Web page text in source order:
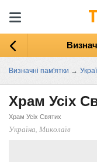
Визначні пам'ятки →
Храм Усіх
Храм Усіх Святих
Україна, Миколаїв